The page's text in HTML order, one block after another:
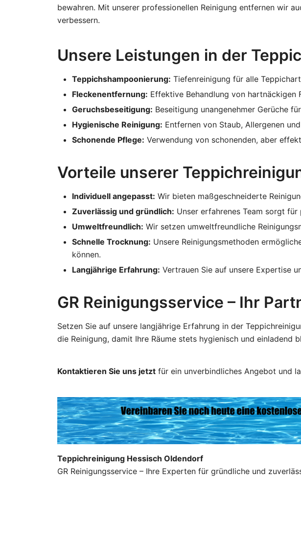
bewahren. Mit unserer professionellen Reinigung entfernen wir
verbessern.
Unsere Leistungen in der
Teppichshampoonierung: Tiefenreinigung für alle
Fleckenentfernung: Effektive Behandlung von hartnäckigen
Geruchsbeseitigung: Beseitigung unangenehmer Gerüche
Hygienische Reinigung: Entfernen von Staub, Allergenen
Schonende Pflege: Verwendung von schonenden, aber
Vorteile unserer
Individuell angepasst: Wir bieten maßgeschneiderte
Zuverlässig und gründlich: Unser erfahrenes Team sorgt
Umweltfreundlich: Wir setzen umweltfreundliche
Schnelle Trocknung: Unsere Reinigungsmethoden
können.
Langjährige Erfahrung: Vertrauen Sie auf unsere Expertise
GR Reinigungsservice – Ihr
Setzen Sie auf unsere langjährige Erfahrung in der
die Reinigung, damit Ihre Räume stets hygienisch und einladend
Kontaktieren Sie uns jetzt für ein unverbindliches Angebot und
Teppichreinigung Hessisch Oldendorf
GR Reinigungsservice – Ihre Experten für gründliche und